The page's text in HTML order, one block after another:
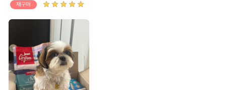
재구매